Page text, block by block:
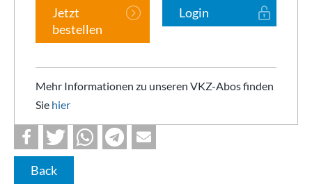
Jetzt
bestellen
Login
Mehr Informationen zu unseren VKZ-Abos finden
Sie hier
Back